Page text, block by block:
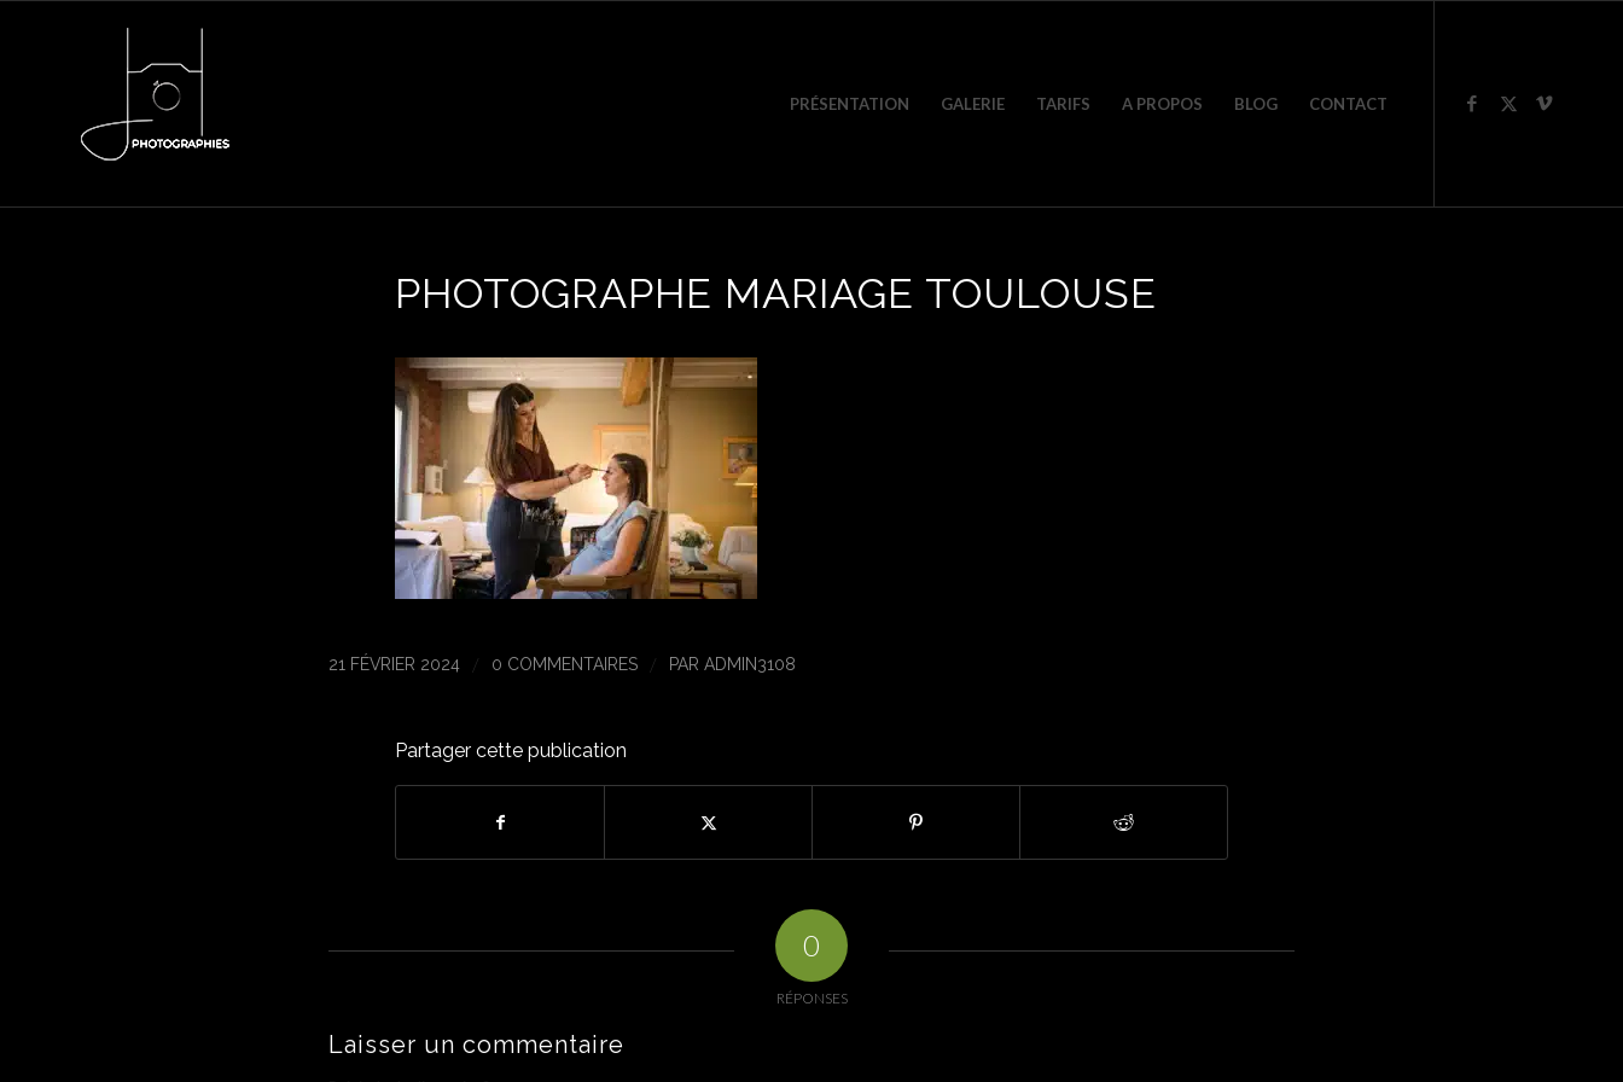
PRÉSENTATION GALERIE TARIFS A PROPOS BLOG CONTACT
PHOTOGRAPHE MARIAGE TOULOUSE
21 FÉVRIER 2024 / 0 COMMENTAIRES / PAR ADMIN3108
Partager cette publication
0
RÉPONSES
Laisser un commentaire